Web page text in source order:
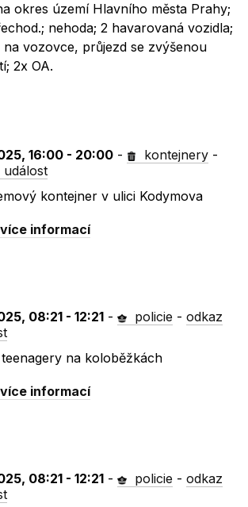
okres území Hlavního města Prahy;
nehoda; 2 havarovaná vozidla;
na vozovce, průjezd se zvýšenou
2x OA.
16:00 - 20:00 - kontejnery -
událost
kontejner v ulici Kodymova
informací
08:21 - 12:21 - policie -odkaz
na koloběžkách
informací
08:21 - 12:21 - policie -odkaz